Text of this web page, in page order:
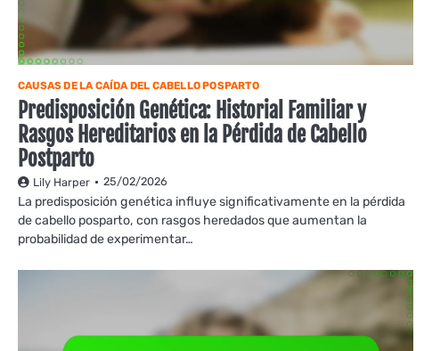
CAUSAS DE LA CAÍDA DEL CABELLO POSPARTO
Predisposición Genética: Historial Familiar y
Rasgos Hereditarios en la Pérdida de Cabello
Postparto
Lily Harper 25/02/2026
La predisposición genética influye significativamente en la pérdida
de cabello posparto, con rasgos heredados que aumentan la
probabilidad de experimentar…